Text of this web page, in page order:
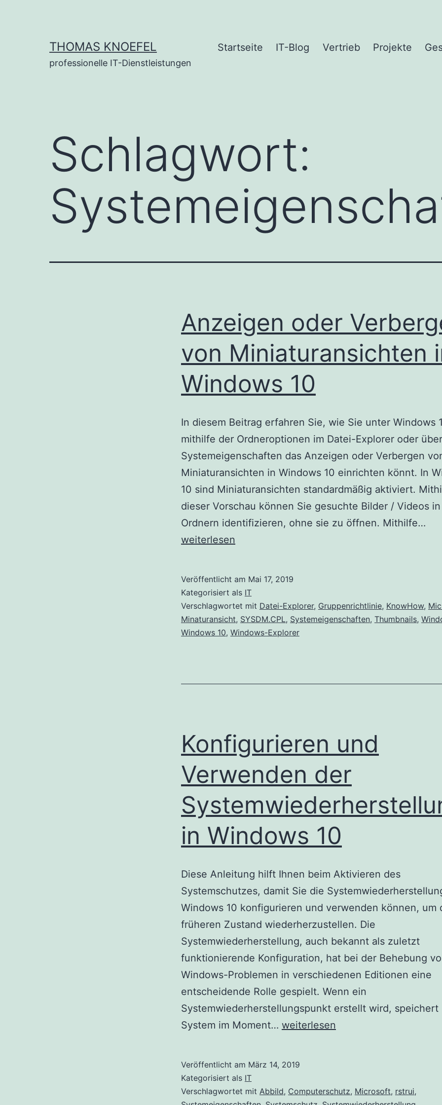
THOMAS KNOEFEL
professionelle IT-Dienstleistungen
Startseite IT-Blog Vertrieb Projekte
Schlagwort:
Anzeigen oder
von Miniaturansichten
Windows 10
In diesem Beitrag erfahren Sie, wie Sie unter Windows
mithilfe der Ordneroptionen im Datei-Explorer oder
Systemeigenschaften das Anzeigen oder Verbergen
Miniaturansichten in Windows 10 einrichten könnt. In
10 sind Miniaturansichten standardmäßig aktiviert.
dieser Vorschau können Sie gesuchte Bilder / Videos
Ordnern identifizieren, ohne sie zu öffnen. Mithilfe…
in
weiterlesen
Veröffentlicht am Mai 17, 2019
Kategorisiert als IT
Verschlagwortet mit Datei-Explorer, Gruppenrichtlinie, KnowHow,
Minaturansicht, SYSDM.CPL, Systemeigenschaften, Thumbnails,
Windows 10, Windows-Explorer
Konfigurieren und
Verwenden der
in Windows 10
Diese Anleitung hilft Ihnen beim Aktivieren des
Systemschutzes, damit Sie die
Windows 10 konfigurieren und verwenden können, um
früheren Zustand wiederherzustellen. Die
Systemwiederherstellung, auch bekannt als zuletzt
funktionierende Konfiguration, hat bei der Behebung
Windows-Problemen in verschiedenen Editionen eine
entscheidende Rolle gespielt. Wenn ein
Systemwiederherstellungspunkt erstellt wird, speichert
System im Moment… Konfigurieren
Systemwiederherstellung
weiterlesen
Veröffentlicht am März 14, 2019
Kategorisiert als IT
Verschlagwortet mit Abbild, Computerschutz, Microsoft, rstrui,